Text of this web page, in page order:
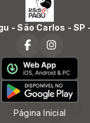
- São Carlos - SP
Página Inicial